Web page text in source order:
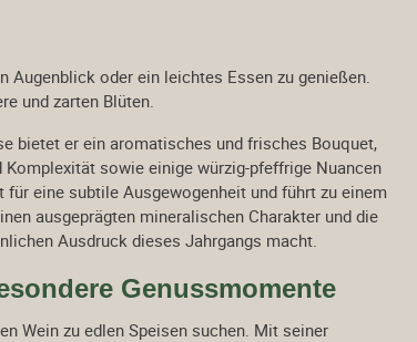
Augenblick oder ein leichtes Essen zu genießen.
und zarten Blüten.
bietet er ein aromatisches und frisches Bouquet,
sowie einige würzig-pfeffrige Nuancen
eine subtile Ausgewogenheit und führt zu einem
ausgeprägten mineralischen Charakter und die
Ausdruck dieses Jahrgangs macht.
Genussmomente
Wein zu edlen Speisen suchen. Mit seiner